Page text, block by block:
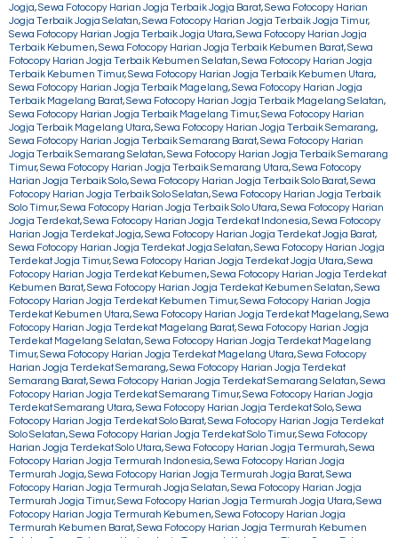
Jogja,Sewa Fotocopy Harian Jogja Terbaik Jogja Barat,Sewa Fotocopy Harian
Jogja Terbaik Jogja Selatan,Sewa Fotocopy Harian Jogja Terbaik Jogja Timur,
Sewa Fotocopy Harian Jogja Terbaik Jogja Utara,Sewa Fotocopy Harian Jogja
Terbaik Kebumen,Sewa Fotocopy Harian Jogja Terbaik Kebumen Barat,Sewa
Fotocopy Harian Jogja Terbaik Kebumen Selatan,Sewa Fotocopy Harian Jogja
Terbaik Kebumen Timur,Sewa Fotocopy Harian Jogja Terbaik Kebumen Utara,
Sewa Fotocopy Harian Jogja Terbaik Magelang,Sewa Fotocopy Harian Jogja
Terbaik Magelang Barat,Sewa Fotocopy Harian Jogja Terbaik Magelang Selatan,
Sewa Fotocopy Harian Jogja Terbaik Magelang Timur,Sewa Fotocopy Harian
Jogja Terbaik Magelang Utara,Sewa Fotocopy Harian Jogja Terbaik Semarang,
Sewa Fotocopy Harian Jogja Terbaik Semarang Barat,Sewa Fotocopy Harian
Jogja Terbaik Semarang Selatan,Sewa Fotocopy Harian Jogja Terbaik Semarang
Timur,Sewa Fotocopy Harian Jogja Terbaik Semarang Utara,Sewa Fotocopy
Harian Jogja Terbaik Solo,Sewa Fotocopy Harian Jogja Terbaik Solo Barat,Sewa
Fotocopy Harian Jogja Terbaik Solo Selatan,Sewa Fotocopy Harian Jogja Terbaik
Solo Timur,Sewa Fotocopy Harian Jogja Terbaik Solo Utara,Sewa Fotocopy Harian
Jogja Terdekat,Sewa Fotocopy Harian Jogja Terdekat Indonesia,Sewa Fotocopy
Harian Jogja Terdekat Jogja,Sewa Fotocopy Harian Jogja Terdekat Jogja Barat,
Sewa Fotocopy Harian Jogja Terdekat Jogja Selatan,Sewa Fotocopy Harian Jogja
Terdekat Jogja Timur,Sewa Fotocopy Harian Jogja Terdekat Jogja Utara,Sewa
Fotocopy Harian Jogja Terdekat Kebumen,Sewa Fotocopy Harian Jogja Terdekat
Kebumen Barat,Sewa Fotocopy Harian Jogja Terdekat Kebumen Selatan,Sewa
Fotocopy Harian Jogja Terdekat Kebumen Timur,Sewa Fotocopy Harian Jogja
Terdekat Kebumen Utara,Sewa Fotocopy Harian Jogja Terdekat Magelang,Sewa
Fotocopy Harian Jogja Terdekat Magelang Barat,Sewa Fotocopy Harian Jogja
Terdekat Magelang Selatan,Sewa Fotocopy Harian Jogja Terdekat Magelang
Timur,Sewa Fotocopy Harian Jogja Terdekat Magelang Utara,Sewa Fotocopy
Harian Jogja Terdekat Semarang,Sewa Fotocopy Harian Jogja Terdekat
Semarang Barat,Sewa Fotocopy Harian Jogja Terdekat Semarang Selatan,Sewa
Fotocopy Harian Jogja Terdekat Semarang Timur,Sewa Fotocopy Harian Jogja
Terdekat Semarang Utara,Sewa Fotocopy Harian Jogja Terdekat Solo,Sewa
Fotocopy Harian Jogja Terdekat Solo Barat,Sewa Fotocopy Harian Jogja Terdekat
Solo Selatan,Sewa Fotocopy Harian Jogja Terdekat Solo Timur,Sewa Fotocopy
Harian Jogja Terdekat Solo Utara,Sewa Fotocopy Harian Jogja Termurah,Sewa
Fotocopy Harian Jogja Termurah Indonesia,Sewa Fotocopy Harian Jogja
Termurah Jogja,Sewa Fotocopy Harian Jogja Termurah Jogja Barat,Sewa
Fotocopy Harian Jogja Termurah Jogja Selatan,Sewa Fotocopy Harian Jogja
Termurah Jogja Timur,Sewa Fotocopy Harian Jogja Termurah Jogja Utara,Sewa
Fotocopy Harian Jogja Termurah Kebumen,Sewa Fotocopy Harian Jogja
Termurah Kebumen Barat,Sewa Fotocopy Harian Jogja Termurah Kebumen